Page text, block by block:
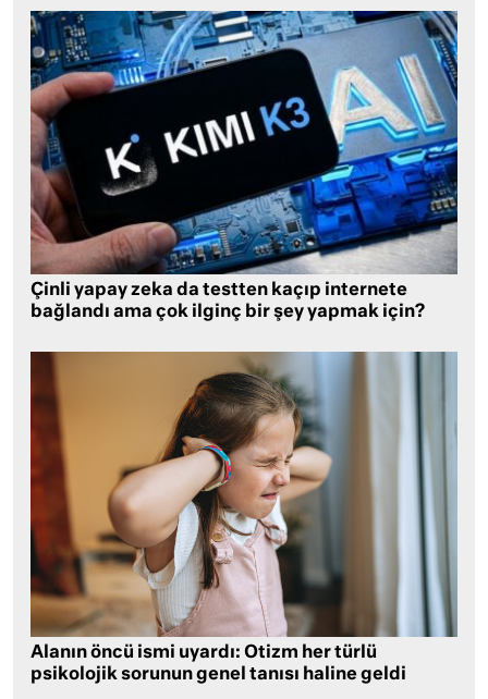
Çinli yapay zeka da testten kaçıp internete
bağlandı ama çok ilginç bir şey yapmak için?
Alanın öncü ismi uyardı: Otizm her türlü
psikolojik sorunun genel tanısı haline geldi